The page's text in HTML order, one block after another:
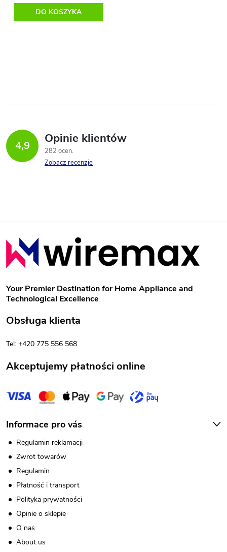
DO KOSZYKA
n
r
o
i
l
i
s
t
y
4,9 Opinie klientów
282 ocen
Zobacz recenzje
S
o
p
k
a
Your Premier Destination for Home Appliance and
Technological Excellence
Obsługa klienta
Tel: +420 775 556 568
Akceptujemy płatności online
Informace pro vás
Regulamin reklamacji
Zwrot towarów
Regulamin
Płatność i transport
Polityka prywatności
Opinie o sklepie
O nas
About us